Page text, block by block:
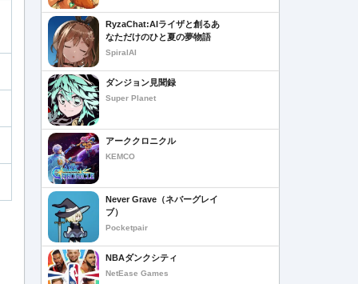
RyzaChat:AIライザと創るあ
なただけのひと夏の夢物語
SpiralAI
ダンジョン見聞録
Super Planet
アーククロニクル
KEMCO
Never Grave（ネバーグレイ
ブ）
Pocketpair
NBAダンクシティ
NetEase Games